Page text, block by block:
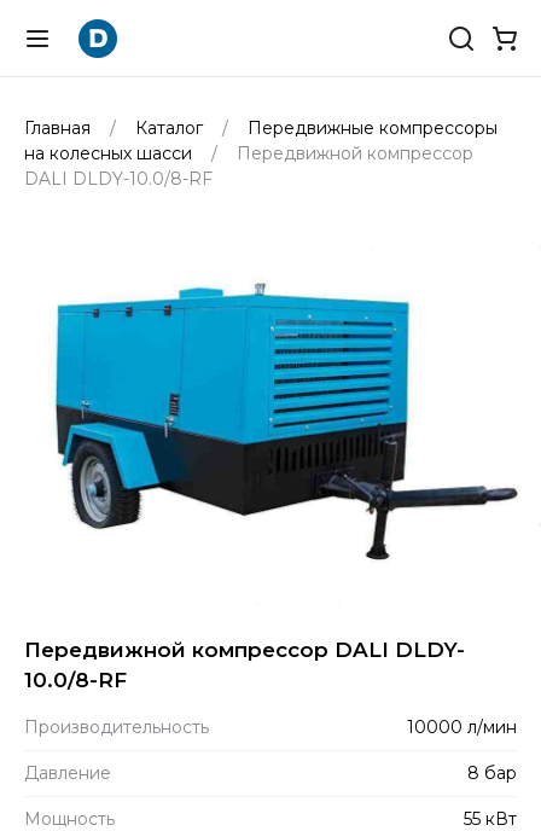
Главная Каталог
Передвижные компрессоры
на колесных шасси
Передвижной компрессор
DALI DLDY-10.0/8-RF
Передвижной компрессор DALI DLDY-
10.0/8-RF
Производитель­ность 10000 л/мин
Давление 8 бар
Мощность 55 кВт